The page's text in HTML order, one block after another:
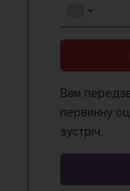
Вам
первинну
зустріч.